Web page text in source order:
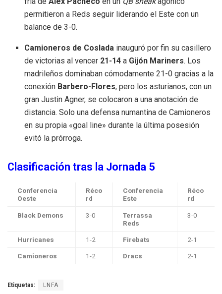
permitieron a Reds seguir liderando el Este con un
balance de 3-0.
Camioneros de Coslada inauguró por fin su casillero
de victorias al vencer 21-14 a Gijón Mariners. Los
madrileños dominaban cómodamente 21-0 gracias a la
conexión Barbero-Flores, pero los asturianos, con un
gran Justin Agner, se colocaron a una anotación de
distancia. Solo una defensa numantina de Camioneros
en su propia «goal line» durante la última posesión
evitó la prórroga.
Clasificación tras la Jornada 5
Conferencia
Oeste
Réco
rd
Conferencia
Este
Réco
rd
Black Demons 3-0
Terrassa
Reds
3-0
Hurricanes 1-2 Firebats 2-1
Camioneros 1-2 Dracs 2-1
Etiquetas: LNFA